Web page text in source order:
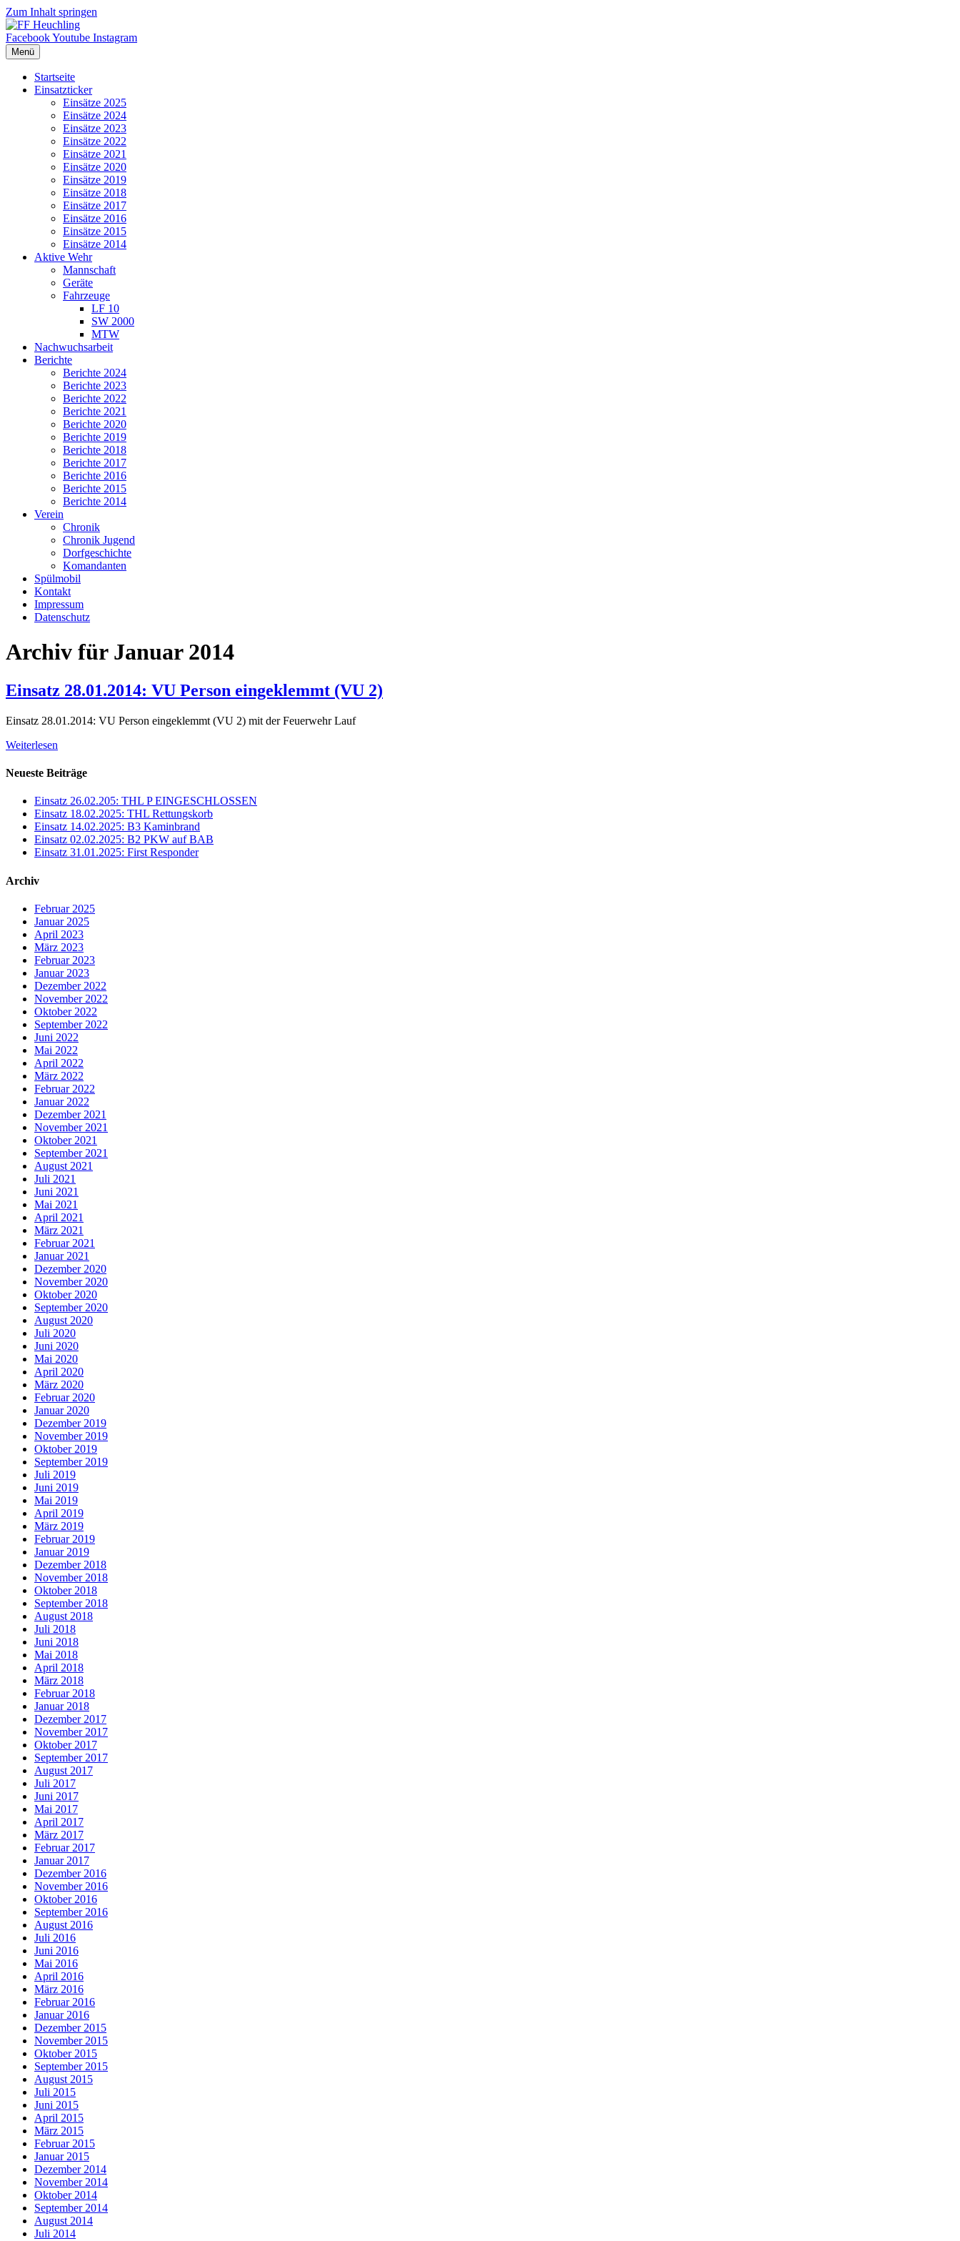
Zum Inhalt springen
FacebookYoutube Instagram
Menü
Startseite
Einsatzticker
Einsätze 2025
Einsätze 2024
Einsätze 2023
Einsätze 2022
Einsätze 2021
Einsätze 2020
Einsätze 2019
Einsätze 2018
Einsätze 2017
Einsätze 2016
Einsätze 2015
Einsätze 2014
Aktive Wehr
Mannschaft
Geräte
Fahrzeuge
LF 10
SW 2000
MTW
Nachwuchsarbeit
Berichte
Berichte 2024
Berichte 2023
Berichte 2022
Berichte 2021
Berichte 2020
Berichte 2019
Berichte 2018
Berichte 2017
Berichte 2016
Berichte 2015
Berichte 2014
Verein
Chronik
Chronik Jugend
Dorfgeschichte
Komandanten
Spülmobil
Kontakt
Impressum
Datenschutz
Archiv für Januar 2014
Einsatz 28.01.2014: VU Person eingeklemmt (VU 2)
Einsatz 28.01.2014: VU Person eingeklemmt (VU 2) mit der Feuerwehr Lauf
Weiterlesen
Neueste Beiträge
Einsatz 26.02.205: THL P EINGESCHLOSSEN
Einsatz 18.02.2025: THL Rettungskorb
Einsatz 14.02.2025: B3 Kaminbrand
Einsatz 02.02.2025: B2 PKW auf BAB
Einsatz 31.01.2025: First Responder
Archiv
Februar 2025
Januar 2025
April 2023
März 2023
Februar 2023
Januar 2023
Dezember 2022
November 2022
Oktober 2022
September 2022
Juni 2022
Mai 2022
April 2022
März 2022
Februar 2022
Januar 2022
Dezember 2021
November 2021
Oktober 2021
September 2021
August 2021
Juli 2021
Juni 2021
Mai 2021
April 2021
März 2021
Februar 2021
Januar 2021
Dezember 2020
November 2020
Oktober 2020
September 2020
August 2020
Juli 2020
Juni 2020
Mai 2020
April 2020
März 2020
Februar 2020
Januar 2020
Dezember 2019
November 2019
Oktober 2019
September 2019
Juli 2019
Juni 2019
Mai 2019
April 2019
März 2019
Februar 2019
Januar 2019
Dezember 2018
November 2018
Oktober 2018
September 2018
August 2018
Juli 2018
Juni 2018
Mai 2018
April 2018
März 2018
Februar 2018
Januar 2018
Dezember 2017
November 2017
Oktober 2017
September 2017
August 2017
Juli 2017
Juni 2017
Mai 2017
April 2017
März 2017
Februar 2017
Januar 2017
Dezember 2016
November 2016
Oktober 2016
September 2016
August 2016
Juli 2016
Juni 2016
Mai 2016
April 2016
März 2016
Februar 2016
Januar 2016
Dezember 2015
November 2015
Oktober 2015
September 2015
August 2015
Juli 2015
Juni 2015
April 2015
März 2015
Februar 2015
Januar 2015
Dezember 2014
November 2014
Oktober 2014
September 2014
August 2014
Juli 2014